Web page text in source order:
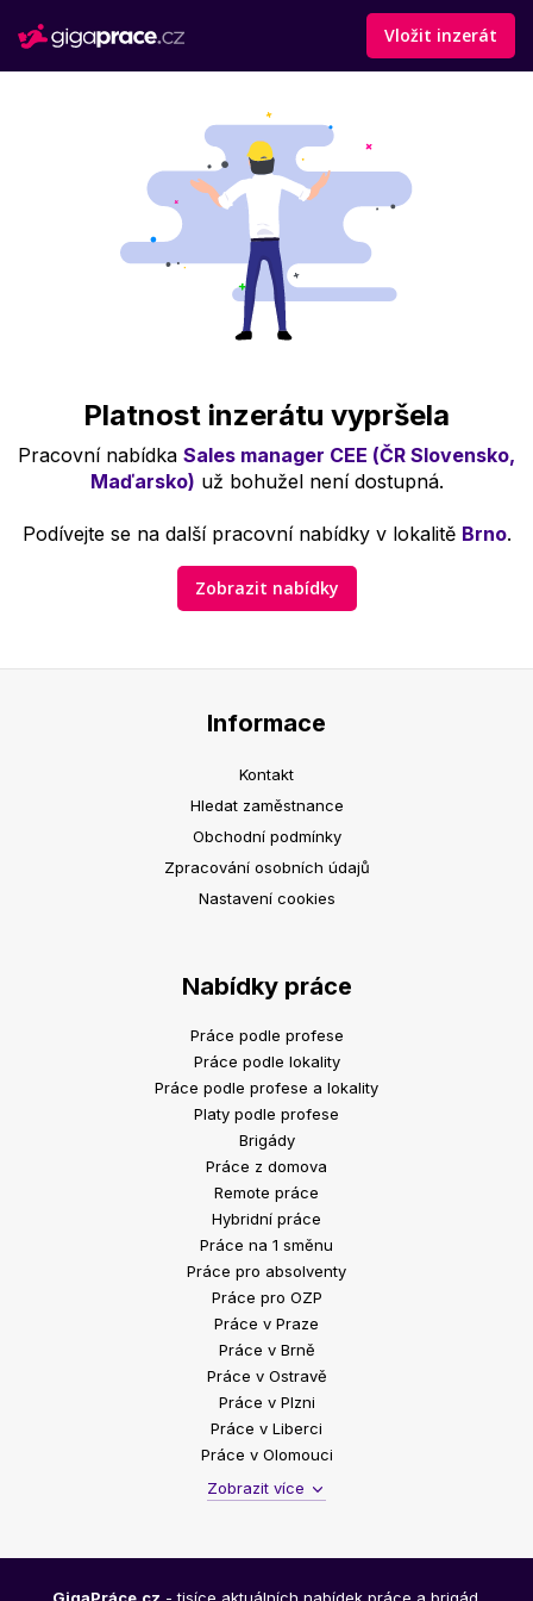
Vložit inzerát
Platnost inzerátu vypršela
Pracovní nabídka Sales manager CEE (ČR Slovensko,
Maďarsko) už bohužel není dostupná.
Podívejte se na další pracovní nabídky v lokalitě Brno.
Zobrazit nabídky
Informace
Kontakt
Hledat zaměstnance
Obchodní podmínky
Zpracování osobních údajů
Nastavení cookies
Nabídky práce
Práce podle profese
Práce podle lokality
Práce podle profese a lokality
Platy podle profese
Brigády
Práce z domova
Remote práce
Hybridní práce
Práce na 1 směnu
Práce pro absolventy
Práce pro OZP
Práce v Praze
Práce v Brně
Práce v Ostravě
Práce v Plzni
Práce v Liberci
Práce v Olomouci
Zobrazit více